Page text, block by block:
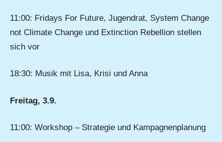
11:00: Fridays For Future, Jugendrat, System Change
not Climate Change und Extinction Rebellion stellen
sich vor
18:30: Musik mit Lisa, Krisi und Anna
Freitag, 3.9.
11:00: Workshop – Strategie und Kampagnenplanung